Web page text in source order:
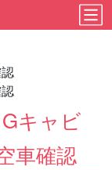
キャビ
車確認